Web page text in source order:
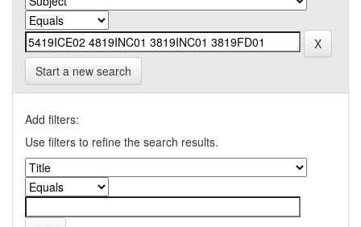
Start a new search
Add filters:
Use filters to refine the search results.